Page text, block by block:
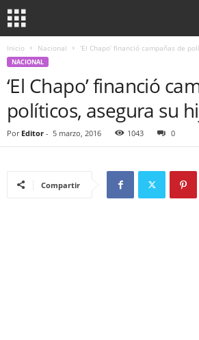
Inicio Nacional ‘El Chapo’ financió campañas de
NACIONAL
‘El Chapo’ financió
políticos, asegura su
Por Editor - 5 marzo, 2016 1043 0
Compartir